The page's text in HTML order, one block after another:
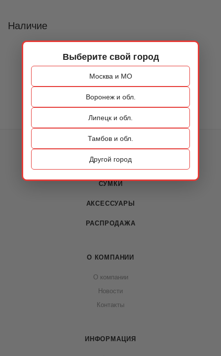
Выберите свой город
Москва и МО
Воронеж и обл.
Липецк и обл.
Тамбов и обл.
Другой город
Наличие
ОБУВЬ
СУМКИ
АКСЕССУАРЫ
РАСПРОДАЖА
О КОМПАНИИ
О компании
Новости
Контакты
ИНФОРМАЦИЯ